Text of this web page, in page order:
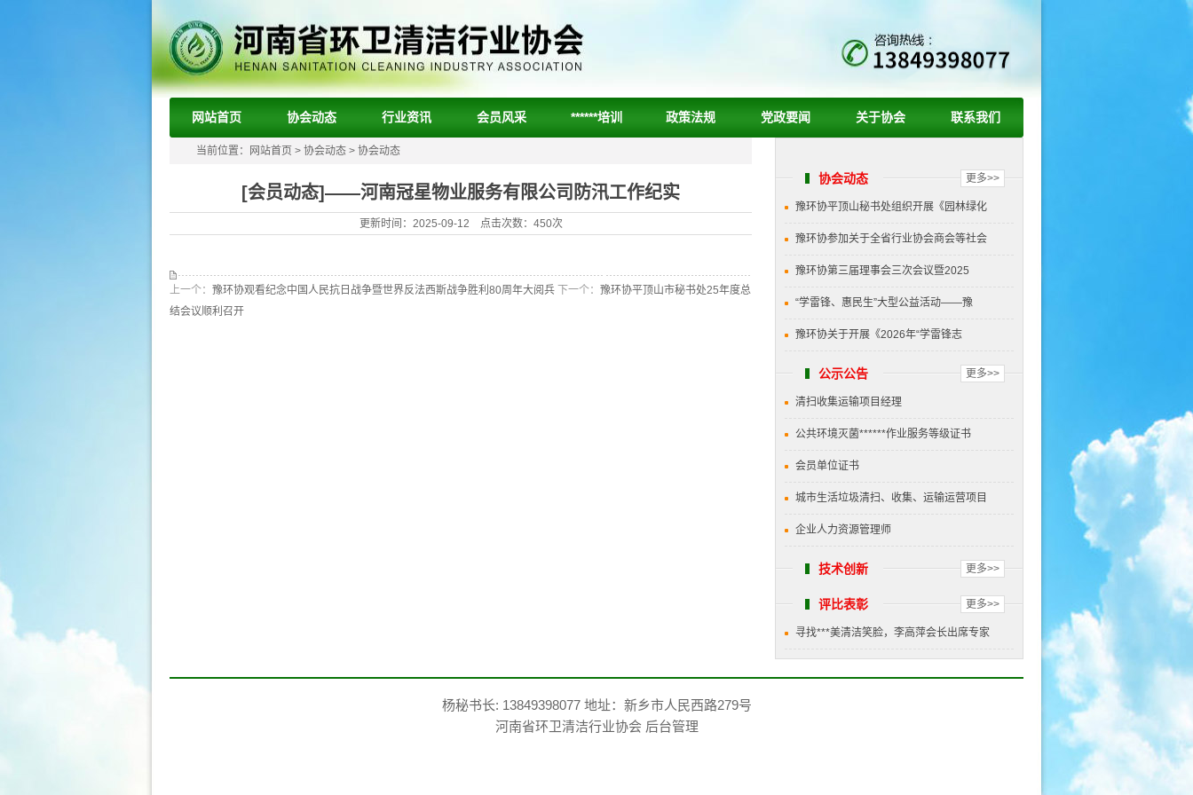
网站首页 协会动态 行业资讯 会员风采 ******培训 政策法规 党政要闻 关于协会 联系我们
更多>>
协会动态
豫环协平顶山秘书处组织开展《园林绿化
豫环协参加关于全省行业协会商会等社会
豫环协第三届理事会三次会议暨2025
“学雷锋、惠民生”大型公益活动——豫
豫环协关于开展《2026年“学雷锋志
更多>>
公示公告
清扫收集运输项目经理
公共环境灭菌******作业服务等级证书
会员单位证书
城市生活垃圾清扫、收集、运输运营项目
企业人力资源管理师
更多>>
技术创新
更多>>
评比表彰
寻找***美清洁笑脸，李高萍会长出席专家
当前位置： 网站首页 > 协会动态 > 协会动态
[会员动态]——河南冠星物业服务有限公司防汛工作纪实
更新时间：2025-09-12 点击次数：450次
上一个： 豫环协观看纪念中国人民抗日战争暨世界反法西斯战争胜利80周年大阅兵 下一个： 豫环协平顶山市秘书处25年度总
结会议顺利召开
杨秘书长: 13849398077 地址：新乡市人民西路279号
河南省环卫清洁行业协会 后台管理